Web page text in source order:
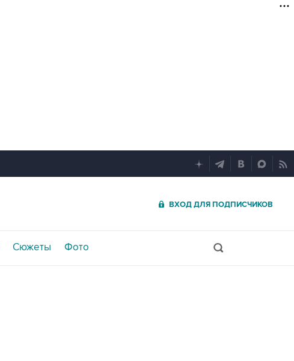
ВХОД ДЛЯ ПОДПИСЧИКОВ
Сюжеты Фото